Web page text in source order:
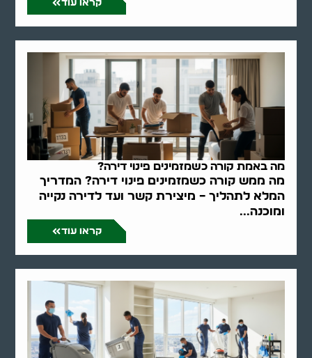
קראו עוד
מה באמת קורה כשמזמינים פינוי דירה?
מה ממש קורה כשמזמינים פינוי דירה? המדריך
המלא לתהליך – מיצירת קשר ועד לדירה נקייה
ומוכנה...
קראו עוד